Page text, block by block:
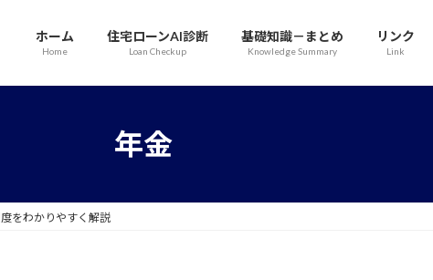
ホーム
Home
住宅ローンAI診断
Loan Checkup
基礎知識－まとめ
Knowledge Summary
リンク
Link
年金
をわかりやすく解説